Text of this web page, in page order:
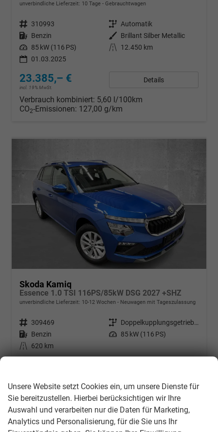
unverbindliche Lieferzeit: 10 Tage Gebrauchtwagen
Fahrzeugnr. 310993 Getriebe Automatik
Kraftstoff Benzin Außenfarbe
Brillant Silber Metallic
Leistung 85 kW (116 PS) Kilometerstand
12.450 km
01.03.2025
23.385,– €
incl. 19% MwSt.
Details
Verbrauch kombiniert: 5,60 l/100km
CO2-Emissionen: 127,00 g/km
Skoda Kamiq
Essence 1.0 TSI 116PS/85kW DSG 2027 +SHZ
unverbindliche Lieferzeit: 10-12 Wochen Neuwagen mit Tageszulassung
Fahrzeugnr. 309469 Getriebe
Doppelkupplungsgetriebe (DSG)
Kraftstoff Benzin Leistung 85 kW (116 PS)
Kilometerstand
620 km
Verbrauch kombiniert:5,60 l/100km
CO2-Klasse: D
2 -Emissionen: 127,00 g/km
Unsere Website setzt Cookies ein, um unsere Dienste für
Sie bereitzustellen. Hierbei berücksichtigen wir Ihre
Auswahl und verarbeiten nur die Daten für Marketing,
Analytics und Personalisierung, für die Sie uns Ihr